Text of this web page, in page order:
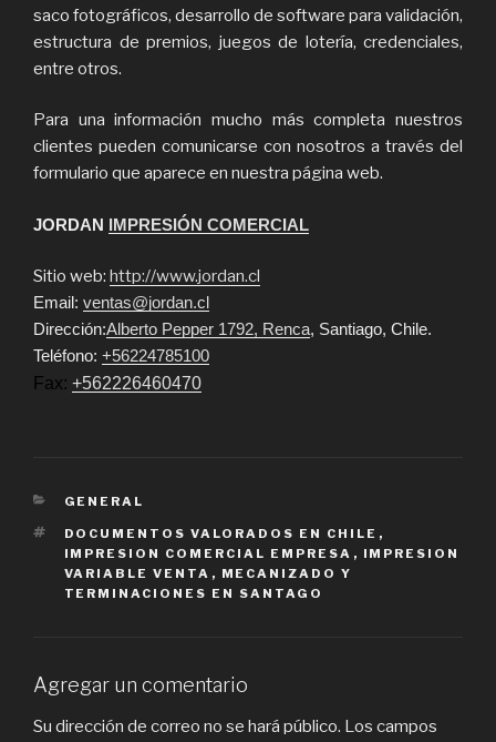
saco fotográficos, desarrollo de software para validación,
estructura de premios, juegos de lotería, credenciales,
entre otros.
Para una información mucho más completa nuestros
clientes pueden comunicarse con nosotros a través del
formulario que aparece en nuestra página web.
JORDAN IMPRESIÓN COMERCIAL
Sitio web: http://www.jordan.cl
Email: ventas@jordan.cl
Dirección:Alberto Pepper 1792, Renca, Santiago, Chile.
Teléfono: +56224785100
Fax: +562226460470
CATEGORIES
GENERAL
TAGS
DOCUMENTOS VALORADOS EN CHILE ,
IMPRESION COMERCIAL EMPRESA , IMPRESION
VARIABLE VENTA , MECANIZADO Y
TERMINACIONES EN SANTAGO
Agregar un comentario
Su dirección de correo no se hará público. Los campos